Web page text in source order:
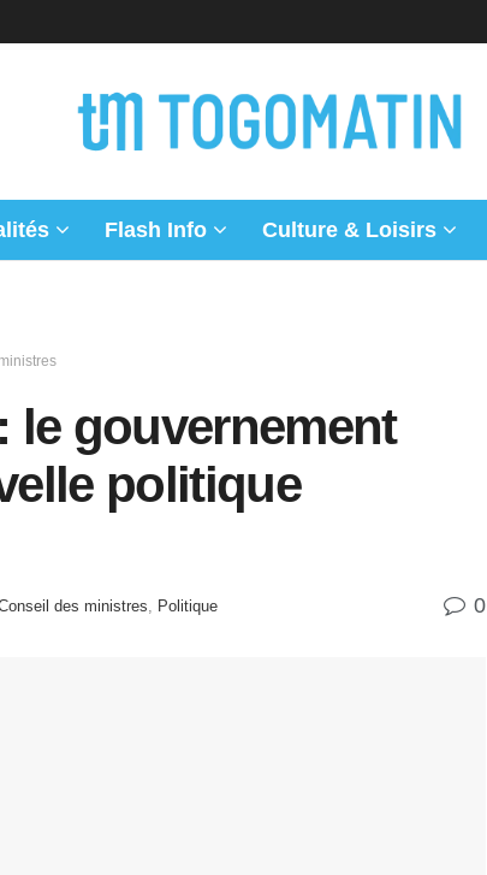
Flash Info Culture & Loisirs
le gouvernement
politique
des ministres Politique 0